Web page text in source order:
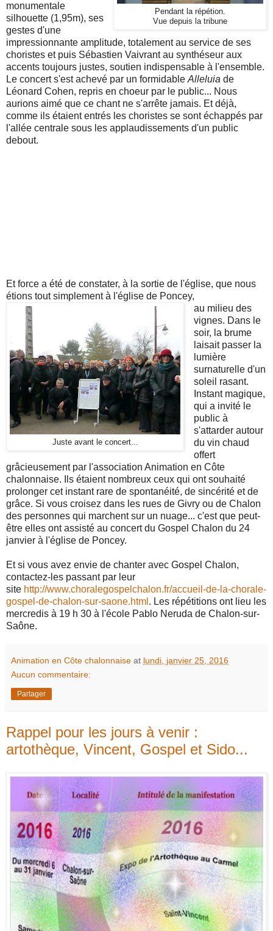
Pendant la répétion.
Vue depuis la tribune
monumentale
silhouette (1,95m), ses
gestes d'une
impressionnante amplitude, totalement au service de ses
choristes et puis Sébastien Vaivrant au synthéseur aux
accents toujours justes, soutien indispensable à l'ensemble.
Le concert s'est achevé par un formidable Alleluia de
Léonard Cohen, repris en choeur par le public... Nous
aurions aimé que ce chant ne s'arrête jamais. Et déjà,
comme ils étaient entrés les choristes se sont échappés par
l'allée centrale sous les applaudissements d'un public
debout.
Et force a été de constater, à la sortie de l'église, que nous
étions tout simplement à l'église de Poncey,
Juste avant le concert...
au milieu des
vignes. Dans le
soir, la brume
laisait passer la
lumière
surnaturelle d'un
soleil rasant.
Instant magique,
qui a invité le
public à
s'attarder autour
du vin chaud
offert
grâcieusement par l'association Animation en Côte
chalonnaise. Ils étaient nombreux ceux qui ont souhaité
prolonger cet instant rare de spontanéité, de sincérité et de
grâce. Si vous croisez dans les rues de Givry ou de Chalon
des personnes qui marchent sur un nuage... c'est que peut-
être elles ont assisté au concert du Gospel Chalon du 24
janvier à l'église de Poncey.
Et si vous avez envie de chanter avec Gospel Chalon,
contactez-les passant par leur
site http://www.choralegospelchalon.fr/accueil-de-la-chorale-
gospel-de-chalon-sur-saone.html . Les répétitions ont lieu les
mercredis à 19 h 30 à l'école Pablo Neruda de Chalon-sur-
Saône.
Animation en Côte chalonnaise at lundi, janvier 25, 2016
Aucun commentaire:
Partager
Rappel pour les jours à venir :
artothèque, Vincent, Gospel et Sido...